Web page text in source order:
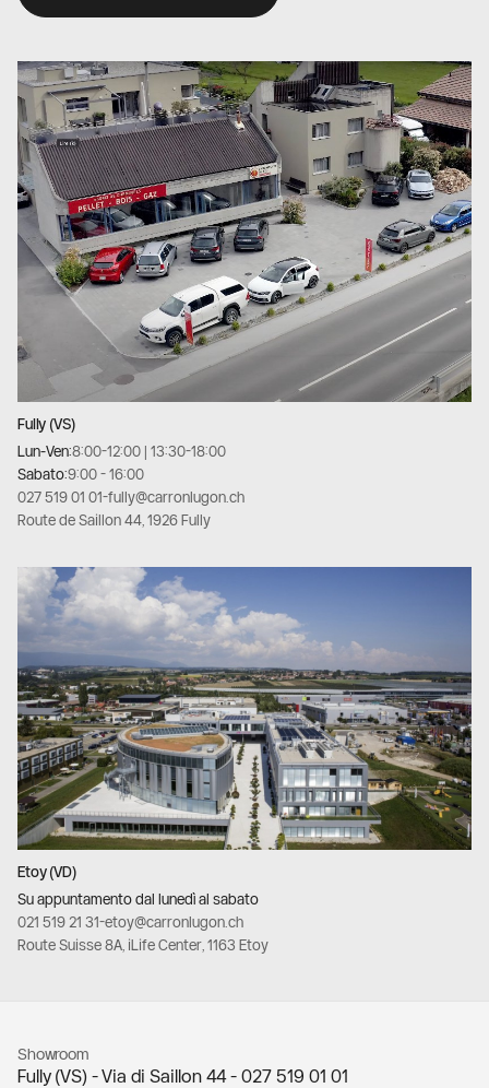
Fully (VS)
Lun-Ven:8:00-12:00 | 13:30-18:00
Sabato:9:00 - 16:00
027 519 01 01-fully@carronlugon.ch
Route de Saillon 44, 1926 Fully
Etoy (VD)
Su appuntamento dal lunedì al sabato
021 519 21 31-etoy@carronlugon.ch
Route Suisse 8A, iLife Center, 1163 Etoy
Showroom
Fully (VS) - Via di Saillon 44 - 027 519 01 01